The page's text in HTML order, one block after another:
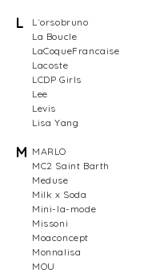
L
L´orsobruno
La Boucle
LaCoqueFrancaise
Lacoste
LCDP Girls
Lee
Levis
Lisa Yang
M MARLO
MC2 Saint Barth
Meduse
Milk x Soda
Mini-la-mode
Missoni
Moaconcept
Monnalisa
MOU